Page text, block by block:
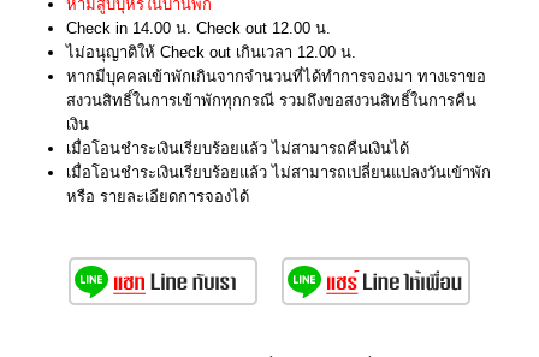
ห้ามสูบบุหรี่ในบ้านพัก
Check in 14.00 น. Check out 12.00 น.
ไม่อนุญาติให้ Check out เกินเวลา 12.00 น.
หากมีบุคคลเข้าพักเกินจากจำนวนที่ได้ทำการจองมา ทางเราขอ
สงวนสิทธิ์ในการเข้าพักทุกกรณี รวมถึงขอสงวนสิทธิ์ในการคืน
เงิน
เมื่อโอนชำระเงินเรียบร้อยแล้ว ไม่สามารถคืนเงินได้
เมื่อโอนชำระเงินเรียบร้อยแล้ว ไม่สามารถเปลี่ยนแปลงวันเข้าพัก
หรือ รายละเอียดการจองได้